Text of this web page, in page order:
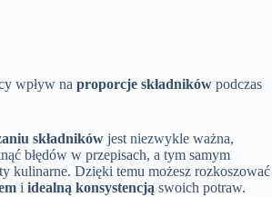
wpływ na proporcje składników podczas
składników jest niezwykle ważna,
błędów w przepisach, a tym samym
kulinarne. Dzięki temu możesz rozkoszować
i idealną konsystencją swoich potraw.